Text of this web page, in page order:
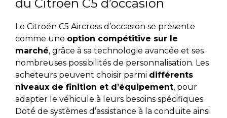
du Citroën C5 d’occasion
Le Citroën C5 Aircross d’occasion se présente
comme une option compétitive sur le
marché, grâce à sa technologie avancée et ses
nombreuses possibilités de personnalisation. Les
acheteurs peuvent choisir parmi différents
niveaux de finition et d’équipement, pour
adapter le véhicule à leurs besoins spécifiques.
Doté de systèmes d’assistance à la conduite ainsi